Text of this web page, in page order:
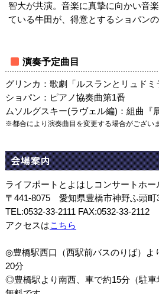
智大が共演。音楽に真摯に向かい音
ている牛田が、得意とするショパン
演奏予定曲目
グリンカ：歌劇「ルスランとリュドミ
ショパン：ピアノ協奏曲第1番
ムソルグスキー(ラヴェル編)：組曲『
※都合により演奏曲目を変更する場合がございま
会場案内
ライフポートとよはしコンサートホー
〒441-8075 愛知県豊橋市神野ふ頭町
TEL:0532-33-2111 FAX:0532-33-2112
アクセスはこちら
◎豊橋駅西口（西駅前バスのりば）よ
20分
◎豊橋駅より南西、車で約15分（駐